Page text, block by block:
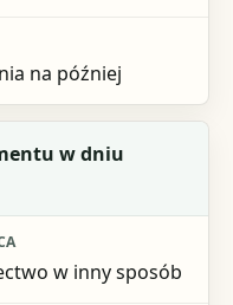
na później
w dniu
w inny sposób